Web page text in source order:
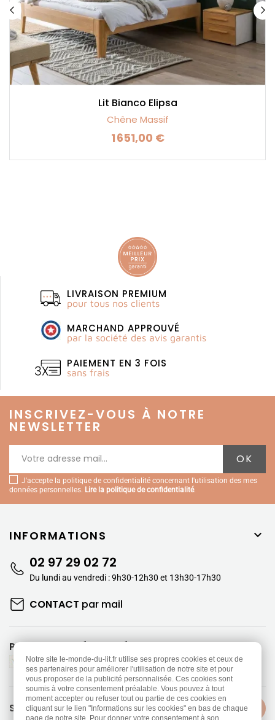
Lit Bianco Elipsa
Chêne Massif
Prix
1 651,00 €
LIVRAISON PREMIUM
pour tous nos clients
MARCHAND APPROUVÉ
par la société des avis garantis
PAIEMENT EN 3 FOIS
sans frais
INSCRIVEZ-VOUS À NOTRE
NEWSLETTER
J'accepte la politique de confidentialité concernant l'utilisation des mes
données personnelles. Lire la politique de confidentialité.
INFORMATIONS 
02 97 29 02 72
Du lundi au vendredi : 9h30-12h30 et 13h30-17h30
CONTACT par mail
PAIEMENTS SÉCURISÉS
SUIVEZ-NOUS
Notre site le-monde-du-lit.fr utilise ses propres cookies et ceux de
ses partenaires pour améliorer l'utilisation de notre site et pour
vous proposer de la publicité personnalisée. Ces cookies sont
soumis à votre consentement préalable. Vous pouvez à tout
moment accepter ou refuser tout ou partie de ces cookies en
cliquant sur le lien "Informations sur les cookies" en bas de chaque
page de notre site. Pour donner votre consentement à son